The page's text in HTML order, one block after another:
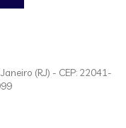
(RJ) - CEP: 22041-